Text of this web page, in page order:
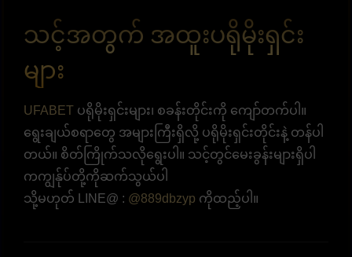
သင့်အတွက် အထူးပရိုမိုးရှင်း
များ
UFABET ပရိုမိုးရှင်းများ၊ စခန်းတိုင်းကို ကျော်တက်ပါ။
ရွေးချယ်စရာတွေ အများကြီးရှိလို့ ပရိုမိုးရှင်းတိုင်းနဲ့ တန်ပါ
တယ်။ စိတ်ကြိုက်သလိုရွေးပါ။ သင့်တွင်မေးခွန်းများရှိပါ
ကကျွန်ုပ်တို့ကိုဆက်သွယ်ပါ
သို့မဟုတ် LINE@ : @889dbzyp ကိုထည့်ပါ။